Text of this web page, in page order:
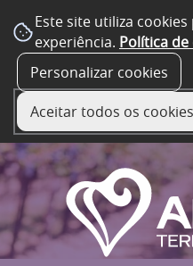
Este site utiliza
experiência. Política de
Personalizar cookies
Aceitar todos os cookies